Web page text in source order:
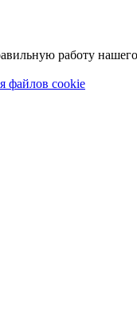
работу нашего
файлов cookie